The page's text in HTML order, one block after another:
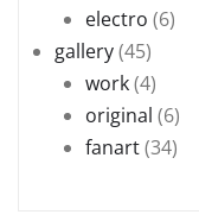
electro (6)
gallery(45)
work(4)
original (6)
fanart(34)